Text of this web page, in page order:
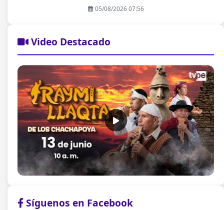
05/08/2026 07:56
Video Destacado
Síguenos en Facebook